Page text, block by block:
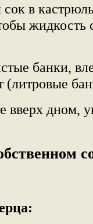
в
жидкость
банки,
(литровые
вверх дном,